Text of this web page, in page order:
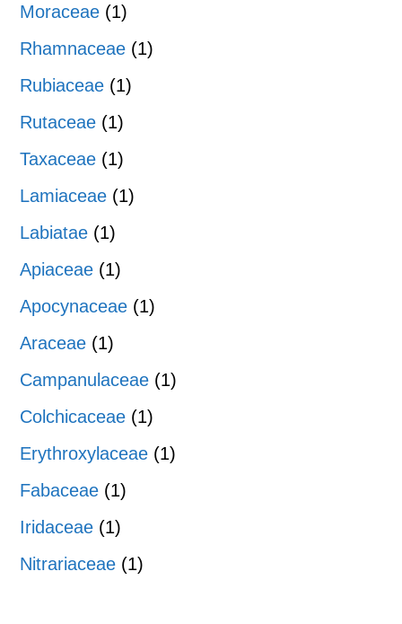
Moraceae (1)
Rhamnaceae (1)
Rubiaceae (1)
Rutaceae (1)
Taxaceae (1)
Lamiaceae (1)
Labiatae (1)
Apiaceae (1)
Apocynaceae (1)
Araceae (1)
Campanulaceae (1)
Colchicaceae (1)
Erythroxylaceae (1)
Fabaceae (1)
Iridaceae (1)
Nitrariaceae (1)